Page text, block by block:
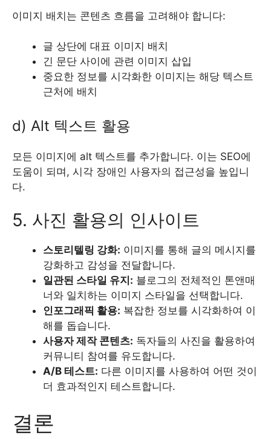
이미지 배치는 콘텐츠 흐름을 고려해야 합니다:
글 상단에 대표 이미지 배치
긴 문단 사이에 관련 이미지 삽입
중요한 정보를 시각화한 이미지는 해당 텍스트
근처에 배치
d) Alt 텍스트 활용
모든 이미지에 alt 텍스트를 추가합니다. 이는 SEO에
도움이 되며, 시각 장애인 사용자의 접근성을 높입니
다.
5. 사진 활용의 인사이트
스토리텔링 강화: 이미지를 통해 글의 메시지를
강화하고 감성을 전달합니다.
일관된 스타일 유지: 블로그의 전체적인 톤앤매
너와 일치하는 이미지 스타일을 선택합니다.
인포그래픽 활용: 복잡한 정보를 시각화하여 이
해를 돕습니다.
사용자 제작 콘텐츠: 독자들의 사진을 활용하여
커뮤니티 참여를 유도합니다.
A/B 테스트: 다른 이미지를 사용하여 어떤 것이
더 효과적인지 테스트합니다.
결론